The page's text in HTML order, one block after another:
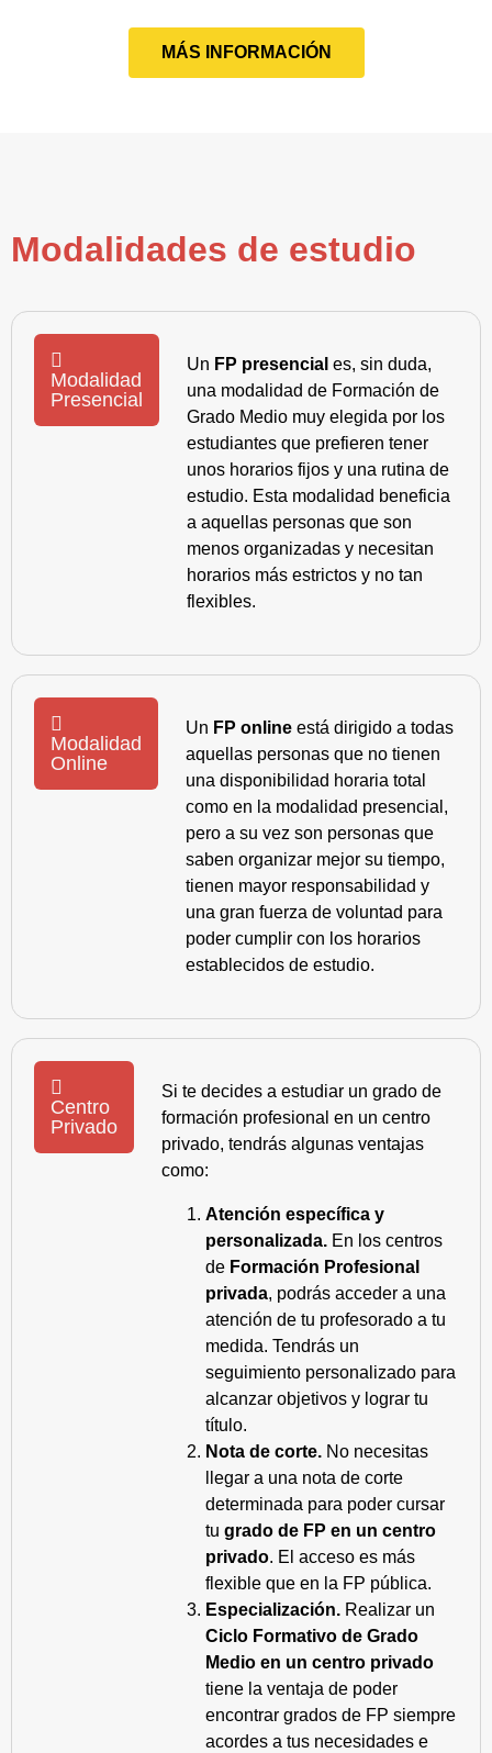
MÁS INFORMACIÓN
Modalidades de estudio
Modalidad
Presencial
Un FP presencial es, sin duda,
una modalidad de Formación de
Grado Medio muy elegida por los
estudiantes que prefieren tener
unos horarios fijos y una rutina de
estudio. Esta modalidad beneficia
a aquellas personas que son
menos organizadas y necesitan
horarios más estrictos y no tan
flexibles.
Modalidad
Online
Un FP online está dirigido a todas
aquellas personas que no tienen
una disponibilidad horaria total
como en la modalidad presencial,
pero a su vez son personas que
saben organizar mejor su tiempo,
tienen mayor responsabilidad y
una gran fuerza de voluntad para
poder cumplir con los horarios
establecidos de estudio.
Centro
Privado
Si te decides a estudiar un grado de
formación profesional en un centro
privado, tendrás algunas ventajas
como:
Atención específica y
personalizada. En los centros
de Formación Profesional
privada, podrás acceder a una
atención de tu profesorado a tu
medida. Tendrás un
seguimiento personalizado para
alcanzar objetivos y lograr tu
título.
Nota de corte. No necesitas
llegar a una nota de corte
determinada para poder cursar
tu grado de FP en un centro
privado. El acceso es más
flexible que en la FP pública.
Especialización. Realizar un
Ciclo Formativo de Grado
Medio en un centro privado
tiene la ventaja de poder
encontrar grados de FP siempre
acordes a tus necesidades e